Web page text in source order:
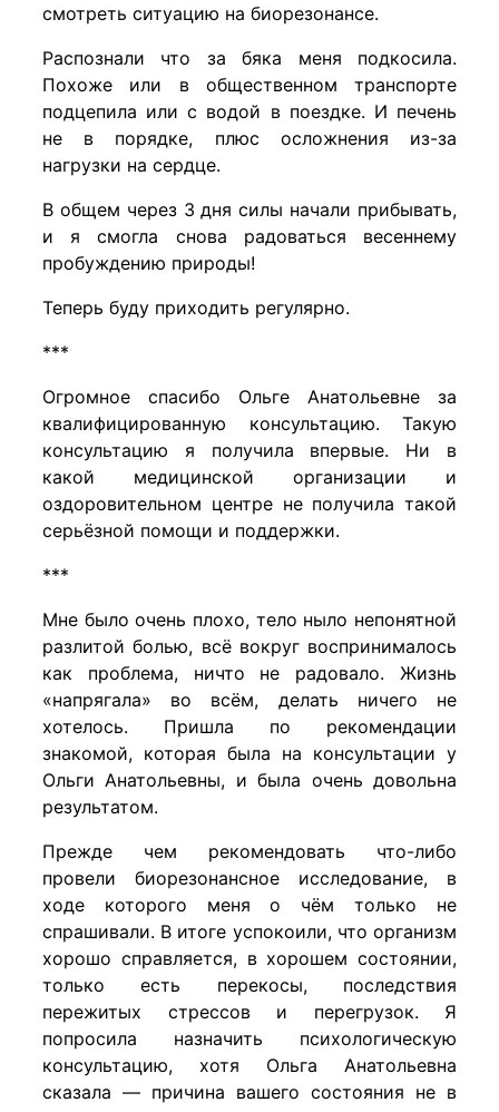
смотреть ситуацию на биорезонансе.
Распознали что за бяка меня подкосила.
Похоже или в общественном транспорте
подцепила или с водой в поездке. И печень
не в порядке, плюс осложнения из-за
нагрузки на сердце.
В общем через 3 дня силы начали прибывать,
и я смогла снова радоваться весеннему
пробуждению природы!
Теперь буду приходить регулярно.
***
Огромное спасибо Ольге Анатольевне за
квалифицированную консультацию. Такую
консультацию я получила впервые. Ни в
какой медицинской организации и
оздоровительном центре не получила такой
серьёзной помощи и поддержки.
***
Мне было очень плохо, тело ныло непонятной
разлитой болью, всё вокруг воспринималось
как проблема, ничто не радовало. Жизнь
«напрягала» во всём, делать ничего не
хотелось. Пришла по рекомендации
знакомой, которая была на консультации у
Ольги Анатольевны, и была очень довольна
результатом.
Прежде чем рекомендовать что-либо
провели биорезонансное исследование, в
ходе которого меня о чём только не
спрашивали. В итоге успокоили, что организм
хорошо справляется, в хорошем состоянии,
только есть перекосы, последствия
пережитых стрессов и перегрузок. Я
попросила назначить психологическую
консультацию, хотя Ольга Анатольевна
сказала — причина вашего состояния не в